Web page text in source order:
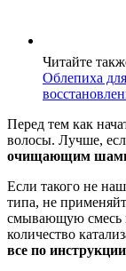
Читайте
Облепиха
Перед тем как
волосы. Лучше,
очищающим
Если такого не
типа, не
смывающую смесь
количество
все по инструкции